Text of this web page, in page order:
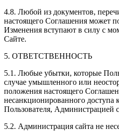
4.8. Любой из документов,
настоящего Соглашения может
Изменения вступают в силу с
Сайте.
5. ОТВЕТСТВЕННОСТЬ
5.1. Любые убытки, которые
случае умышленного или
положения настоящего
несанкционированного доступа
Пользователя, Администрацией
5.2. Администрация сайта не